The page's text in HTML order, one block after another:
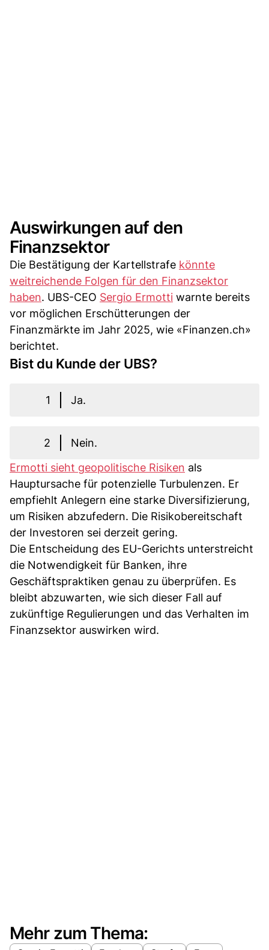
Auswirkungen auf den
Finanzsektor
Die Bestätigung der Kartellstrafe könnte
weitreichende Folgen für den Finanzsektor
haben. UBS-CEO Sergio Ermotti warnte bereits
vor möglichen Erschütterungen der
Finanzmärkte im Jahr 2025, wie «Finanzen.ch»
berichtet.
Bist du Kunde der UBS?
1 Ja.
2
Nein.
Ermotti sieht geopolitische Risiken als
Hauptursache für potenzielle Turbulenzen. Er
empfiehlt Anlegern eine starke Diversifizierung,
um Risiken abzufedern. Die Risikobereitschaft
der Investoren sei derzeit gering.
Die Entscheidung des EU-Gerichts unterstreicht
die Notwendigkeit für Banken, ihre
Geschäftspraktiken genau zu überprüfen. Es
bleibt abzuwarten, wie sich dieser Fall auf
zukünftige Regulierungen und das Verhalten im
Finanzsektor auswirken wird.
Mehr zum Thema: